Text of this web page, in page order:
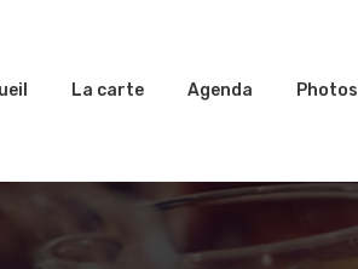
La carte Agenda Photos